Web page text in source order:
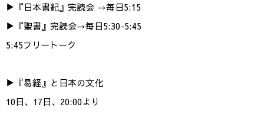
▶︎『日本書紀』完読会 →毎日5:15
▶︎『聖書』完読会→毎日5:30-5:45
5:45フリートーク
▶︎『易経』と日本の文化
10日、17日、20:00より